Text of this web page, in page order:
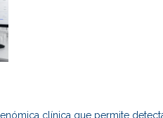
clínica que permite